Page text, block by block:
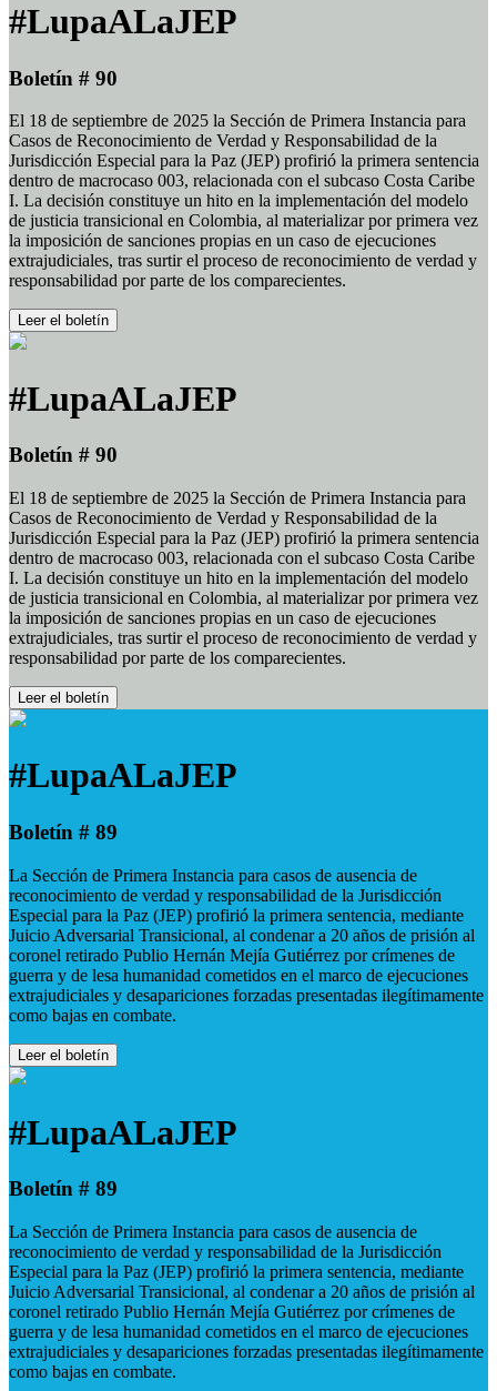
#LupaALaJEP
Boletín # 90
El 18 de septiembre de 2025 la Sección de Primera Instancia para
Casos de Reconocimiento de Verdad y Responsabilidad de la
Jurisdicción Especial para la Paz (JEP) profirió la primera sentencia
dentro de macrocaso 003, relacionada con el subcaso Costa Caribe
I. La decisión constituye un hito en la implementación del modelo
de justicia transicional en Colombia, al materializar por primera vez
la imposición de sanciones propias en un caso de ejecuciones
extrajudiciales, tras surtir el proceso de reconocimiento de verdad y
responsabilidad por parte de los comparecientes.
Leer el boletín
#LupaALaJEP
Boletín # 90
El 18 de septiembre de 2025 la Sección de Primera Instancia para
Casos de Reconocimiento de Verdad y Responsabilidad de la
Jurisdicción Especial para la Paz (JEP) profirió la primera sentencia
dentro de macrocaso 003, relacionada con el subcaso Costa Caribe
I. La decisión constituye un hito en la implementación del modelo
de justicia transicional en Colombia, al materializar por primera vez
la imposición de sanciones propias en un caso de ejecuciones
extrajudiciales, tras surtir el proceso de reconocimiento de verdad y
responsabilidad por parte de los comparecientes.
Leer el boletín
#LupaALaJEP
Boletín # 89
La Sección de Primera Instancia para casos de ausencia de
reconocimiento de verdad y responsabilidad de la Jurisdicción
Especial para la Paz (JEP) profirió la primera sentencia, mediante
Juicio Adversarial Transicional, al condenar a 20 años de prisión al
coronel retirado Publio Hernán Mejía Gutiérrez por crímenes de
guerra y de lesa humanidad cometidos en el marco de ejecuciones
extrajudiciales y desapariciones forzadas presentadas ilegítimamente
como bajas en combate.
Leer el boletín
#LupaALaJEP
Boletín # 89
La Sección de Primera Instancia para casos de ausencia de
reconocimiento de verdad y responsabilidad de la Jurisdicción
Especial para la Paz (JEP) profirió la primera sentencia, mediante
Juicio Adversarial Transicional, al condenar a 20 años de prisión al
coronel retirado Publio Hernán Mejía Gutiérrez por crímenes de
guerra y de lesa humanidad cometidos en el marco de ejecuciones
extrajudiciales y desapariciones forzadas presentadas ilegítimamente
como bajas en combate.